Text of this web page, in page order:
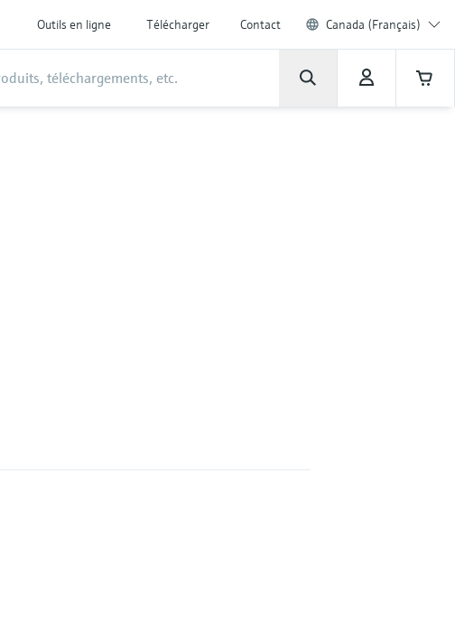
Outils en ligne Télécharger Contact Canada (Français)